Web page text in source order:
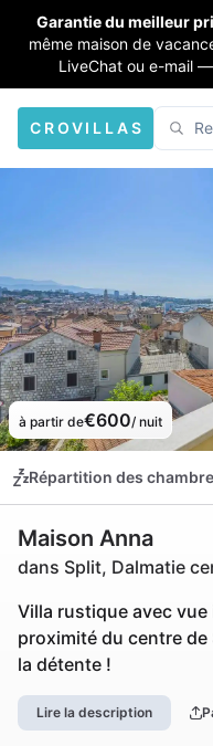
Garantie du meilleur
même maison de
LiveChat ou e-mail
CROVILLAS
à partir de€600/ nuit
Répartition des
Maison Anna
dans Split, Dalmatie
Villa rustique avec
proximité du centre
la détente !
Lire la description